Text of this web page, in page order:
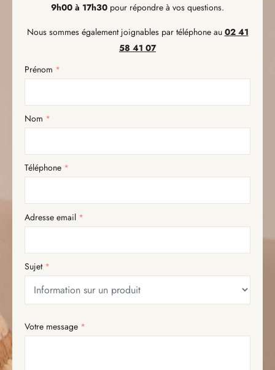
9h00 à 17h30 pour répondre à vos questions.
Nous sommes également joignables par téléphone au 02 41
58 41 07
Prénom *
Nom *
Téléphone *
Adresse email *
Sujet *
Votre message *